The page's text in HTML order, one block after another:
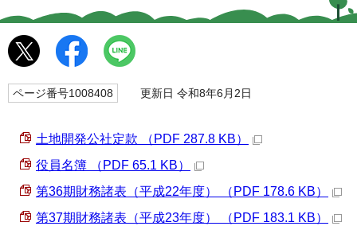
ページ番号1008408 更新日 令和8年6月2日
土地開発公社定款 （PDF 287.8 KB）
役員名簿 （PDF 65.1 KB）
第36期財務諸表（平成22年度） （PDF 178.6 KB）
第37期財務諸表（平成23年度） （PDF 183.1 KB）